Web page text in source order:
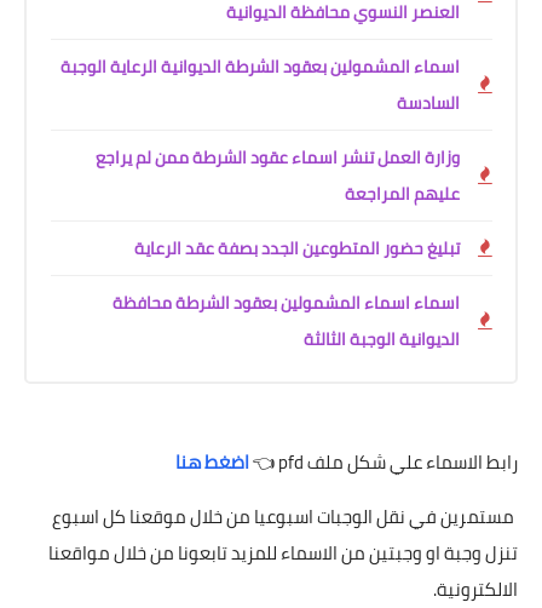
العنصر النسوي محافظة الديوانية
اسماء المشمولين بعقود الشرطة الديوانية الرعاية الوجبة
السادسة
وزارة العمل تنشر اسماء عقود الشرطة ممن لم يراجع
عليهم المراجعة
تبليغ حضور المتطوعين الجدد بصفة عقد الرعاية
اسماء اسماء المشمولين بعقود الشرطة محافظة
الديوانية الوجبة الثالثة
رابط الاسماء علي شكل ملف pfd 👈
اضغط هنا
مستمرين في نقل الوجبات اسبوعيا من خلال موقعنا كل اسبوع
تنزل وجبة او وجبتين من الاسماء للمزيد تابعونا من خلال مواقعنا
الالكترونية.